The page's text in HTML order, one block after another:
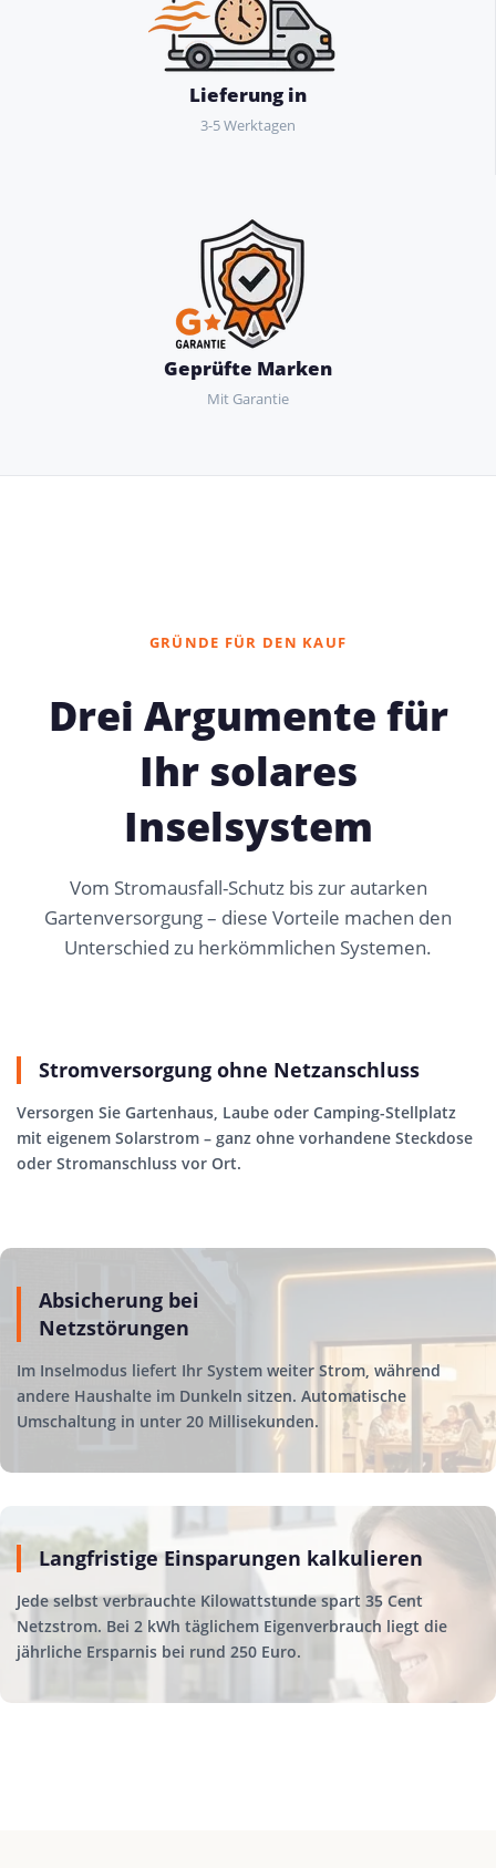
Lieferung in
3-5 Werktagen
Geprüfte Marken
Mit Garantie
GRÜNDE FÜR DEN KAUF
Drei Argumente für
Ihr solares
Inselsystem
Vom Stromausfall-Schutz bis zur autarken
Gartenversorgung – diese Vorteile machen den
Unterschied zu herkömmlichen Systemen.
Stromversorgung ohne Netzanschluss
Versorgen Sie Gartenhaus, Laube oder Camping-Stellplatz
mit eigenem Solarstrom – ganz ohne vorhandene Steckdose
oder Stromanschluss vor Ort.
Absicherung bei
Netzstörungen
Im Inselmodus liefert Ihr System weiter Strom, während
andere Haushalte im Dunkeln sitzen. Automatische
Umschaltung in unter 20 Millisekunden.
Langfristige Einsparungen kalkulieren
Jede selbst verbrauchte Kilowattstunde spart 35 Cent
Netzstrom. Bei 2 kWh täglichem Eigenverbrauch liegt die
jährliche Ersparnis bei rund 250 Euro.